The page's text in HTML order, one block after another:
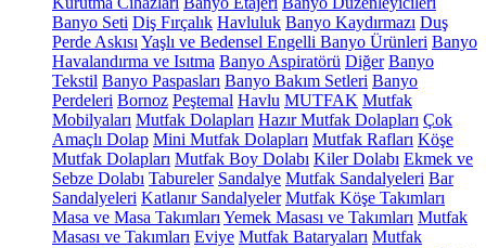
Banyo Seti Diş Fırçalık Havluluk Banyo Kaydırmazı Duş
Perde Askısı Yaşlı ve Bedensel Engelli Banyo Ürünleri Banyo
Havalandırma ve Isıtma Banyo Aspiratörü Diğer Banyo
Tekstil Banyo Paspasları Banyo Bakım Setleri Banyo
Perdeleri Bornoz Peştemal Havlu MUTFAK Mutfak
Mobilyaları Mutfak Dolapları Hazır Mutfak Dolapları Çok
Amaçlı Dolap Mini Mutfak Dolapları Mutfak Rafları Köşe
Mutfak Dolapları Mutfak Boy Dolabı Kiler Dolabı Ekmek ve
Sebze Dolabı Tabureler Sandalye Mutfak Sandalyeleri Bar
Sandalyeleri Katlanır Sandalyeler Mutfak Köşe Takımları
Masa ve Masa Takımları Yemek Masası ve Takımları Mutfak
Masası ve Takımları Eviye Mutfak Bataryaları Mutfak